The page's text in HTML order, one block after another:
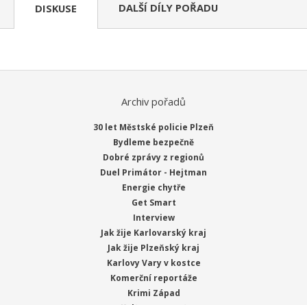
DISKUSE DALŠÍ DÍLY POŘADU
Archiv pořadů
30 let Městské policie Plzeň
Bydleme bezpečně
Dobré zprávy z regionů
Duel Primátor - Hejtman
Energie chytře
Get Smart
Interview
Jak žije Karlovarský kraj
Jak žije Plzeňský kraj
Karlovy Vary v kostce
Komerční reportáže
Krimi Západ